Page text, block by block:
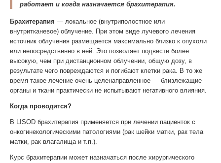
работает и когда назначается брахитерапия.
Брахитерапия — локальное (внутриполостное или
внутритканевое) облучение. При этом виде лучевого лечения
источник облучения размещается максимально близко к опухоли
или непосредственно в ней. Это позволяет подвести более
высокую, чем при дистанционном облучении, общую дозу, в
результате чего повреждаются и погибают клетки рака. В то же
время такое лечение очень целенаправленное — близлежащие
органы и ткани практически не испытывают негативного влияния.
Когда проводится?
В LISOD брахитерапия применяется при лечении пациенток с
онкогинекологическими патологиями (рак шейки матки, рак тела
матки, рак влагалища и т.п.).
Курс брахитерапии может назначаться после хирургического